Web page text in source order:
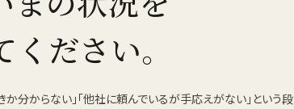
ださい。
か分からない」「他社に頼んでいるが手応えがない」という段